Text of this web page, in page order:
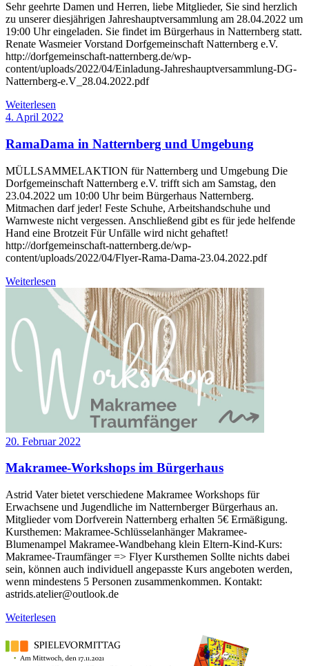
Sehr geehrte Damen und Herren, liebe Mitglieder, Sie sind herzlich
zu unserer diesjährigen Jahreshauptversammlung am 28.04.2022 um
19:00 Uhr eingeladen. Sie findet im Bürgerhaus in Natternberg statt.
Renate Wasmeier Vorstand Dorfgemeinschaft Natternberg e.V.
http://dorfgemeinschaft-natternberg.de/wp-
content/uploads/2022/04/Einladung-Jahreshauptversammlung-DG-
Natternberg-e.V_28.04.2022.pdf
Weiterlesen
4. April 2022
RamaDama in Natternberg und Umgebung
MÜLLSAMMELAKTION für Natternberg und Umgebung Die
Dorfgemeinschaft Natternberg e.V. trifft sich am Samstag, den
23.04.2022 um 10:00 Uhr beim Bürgerhaus Natternberg.
Mitmachen darf jeder! Feste Schuhe, Arbeitshandschuhe und
Warnweste nicht vergessen. Anschließend gibt es für jede helfende
Hand eine Brotzeit Für Unfälle wird nicht gehaftet!
http://dorfgemeinschaft-natternberg.de/wp-
content/uploads/2022/04/Flyer-Rama-Dama-23.04.2022.pdf
Weiterlesen
20. Februar 2022
Makramee-Workshops im Bürgerhaus
Astrid Vater bietet verschiedene Makramee Workshops für
Erwachsene und Jugendliche im Natternberger Bürgerhaus an.
Mitglieder vom Dorfverein Natternberg erhalten 5€ Ermäßigung.
Kursthemen: Makramee-Schlüsselanhänger Makramee-
Blumenampel Makramee-Wandbehang klein Eltern-Kind-Kurs:
Makramee-Traumfänger => Flyer Kursthemen Sollte nichts dabei
sein, können auch individuell angepasste Kurs angeboten werden,
wenn mindestens 5 Personen zusammenkommen. Kontakt:
astrids.atelier@outlook.de
Weiterlesen